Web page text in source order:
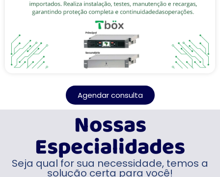
Agendar consulta
Nossas
Especialidades
Seja qual for sua necessidade, temos a
solução certa para você!